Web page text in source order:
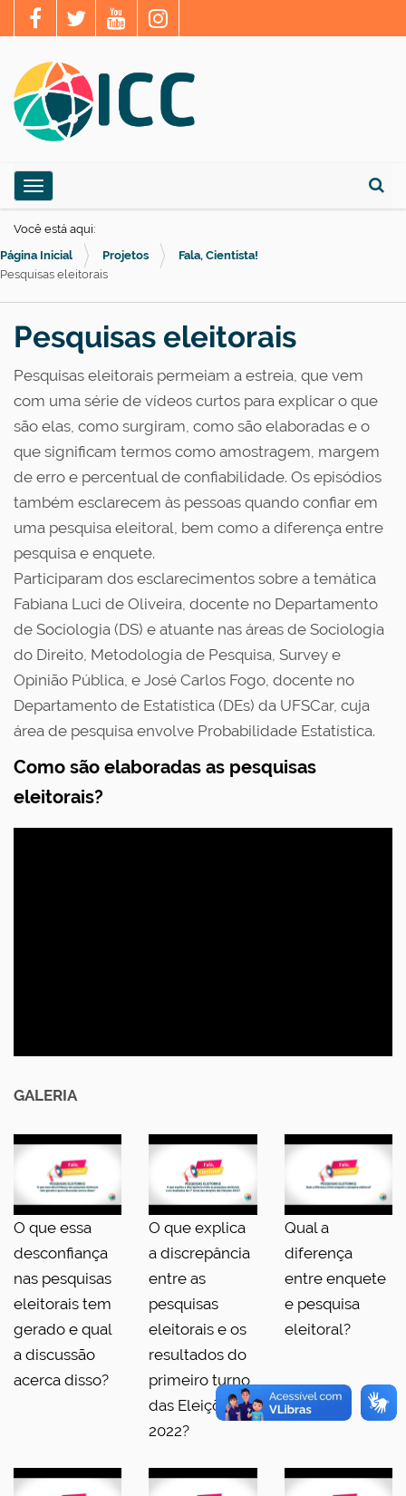
Busca
e
g
a
Toggle navigation
Você está aqui:
Página Inicial
Projetos
Fala, Cientista!
Pesquisas eleitorais
Pesquisas eleitorais
Pesquisas eleitorais permeiam a estreia, que vem
com uma série de vídeos curtos para explicar o que
são elas, como surgiram, como são elaboradas e o
que significam termos como amostragem, margem
de erro e percentual de confiabilidade. Os episódios
também esclarecem às pessoas quando confiar em
uma pesquisa eleitoral, bem como a diferença entre
pesquisa e enquete.
Participaram dos esclarecimentos sobre a temática
Fabiana Luci de Oliveira, docente no Departamento
de Sociologia (DS) e atuante nas áreas de Sociologia
do Direito, Metodologia de Pesquisa, Survey e
Opinião Pública, e José Carlos Fogo, docente no
Departamento de Estatística (DEs) da UFSCar, cuja
área de pesquisa envolve Probabilidade Estatística.
Como são elaboradas as pesquisas
eleitorais?
GALERIA
O que essa
desconfiança
nas pesquisas
eleitorais tem
gerado e qual
a discussão
acerca disso?
O que explica
a discrepância
entre as
pesquisas
eleitorais e os
resultados do
primeiro turno
das Eleições
2022?
Qual a
diferença
entre enquete
e pesquisa
eleitoral?